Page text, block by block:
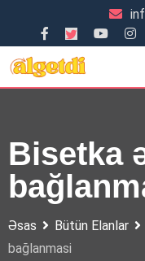
content
Bisetka
Əsas Bütün Elanlar
bağlanmasi